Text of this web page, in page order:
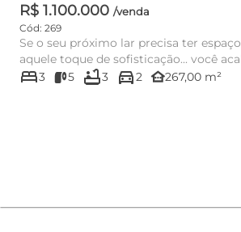
R$ 1.100.000 /venda
Cód: 269
Se o seu próximo lar precisa ter
aquele toque de sofisticação... você
Este ap...
bed3 5 bathtub3 directions_car2 other_houses267,00 m²